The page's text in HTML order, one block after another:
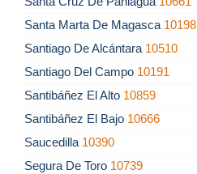
Santa Marta De Magasca 10198
Santiago De Alcántara 10510
Santiago Del Campo 10191
Santibáñez El Alto 10859
Santibáñez El Bajo 10666
Saucedilla 10390
Segura De Toro 10739